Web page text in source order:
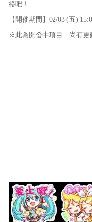
絡吧！
【開催期間】02/03 (五)
※此為開發中項目，尚有更